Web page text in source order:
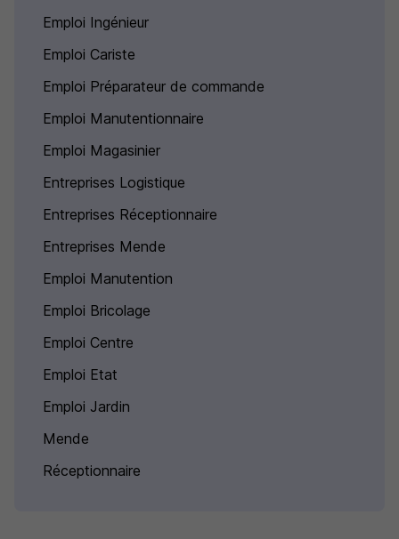
Emploi Ingénieur
Emploi Cariste
Emploi Préparateur de commande
Emploi Manutentionnaire
Emploi Magasinier
Entreprises Logistique
Entreprises Réceptionnaire
Entreprises Mende
Emploi Manutention
Emploi Bricolage
Emploi Centre
Emploi Etat
Emploi Jardin
Mende
Réceptionnaire